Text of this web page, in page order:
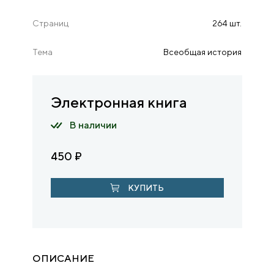
Страниц 264 шт.
Тема Всеобщая история
Электронная книга
В наличии
450 ₽
КУПИТЬ
ОПИСАНИЕ